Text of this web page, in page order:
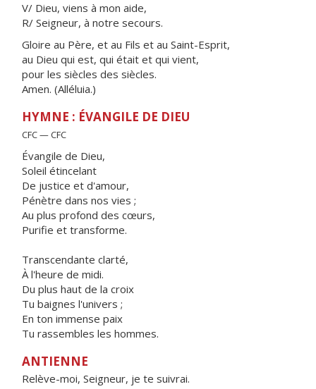
V/ Dieu, viens à mon aide,
R/ Seigneur, à notre secours.
Gloire au Père, et au Fils et au Saint-Esprit,
au Dieu qui est, qui était et qui vient,
pour les siècles des siècles.
Amen. (Alléluia.)
HYMNE : ÉVANGILE DE DIEU
CFC — CFC
Évangile de Dieu,
Soleil étincelant
De justice et d'amour,
Pénètre dans nos vies ;
Au plus profond des cœurs,
Purifie et transforme.
Transcendante clarté,
À l'heure de midi.
Du plus haut de la croix
Tu baignes l'univers ;
En ton immense paix
Tu rassembles les hommes.
ANTIENNE
Relève-moi, Seigneur, je te suivrai.